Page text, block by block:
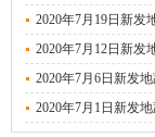
2020年7月19日新发
2020年7月12日新发
2020年7月6日新发
2020年7月1日新发